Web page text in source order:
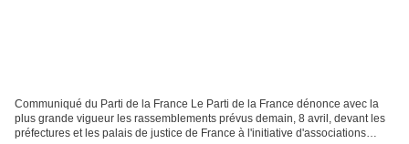
Communiqué du Parti de la France Le Parti de la France dénonce avec la
plus grande vigueur les rassemblements prévus demain, 8 avril, devant les
préfectures et les palais de justice de France à l'initiative d'associations